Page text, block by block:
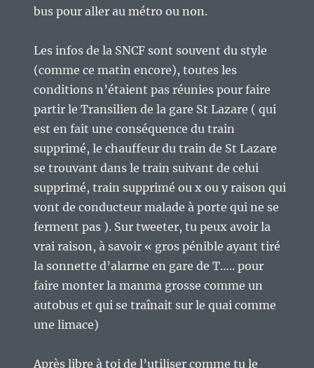
bus pour aller au métro ou non.
Les infos de la SNCF sont souvent du style
(comme ce matin encore), toutes les
conditions n’étaient pas réunies pour faire
partir le Transilien de la gare St Lazare ( qui
est en fait une conséquence du train
supprimé, le chauffeur du train de St Lazare
se trouvant dans le train suivant de celui
supprimé, train supprimé ou x ou y raison qui
vont de conducteur malade à porte qui ne se
ferment pas ). Sur tweeter, tu peux avoir la
vrai raison, à savoir « gros pénible ayant tiré
la sonnette d’alarme en gare de T….. pour
faire monter la manma grosse comme un
autobus et qui se traînait sur le quai comme
une limace)
Après libre à toi de l’utiliser comme tu le